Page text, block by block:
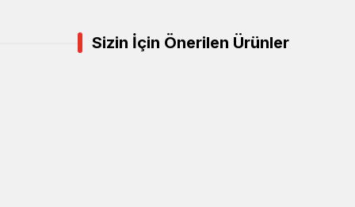
Sizin İçin Önerilen Ürünler